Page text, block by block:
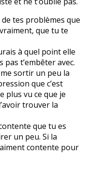
tes problèmes que
que tu te
à quel point elle
t’embêter avec.
sortir un peu la
que c’est
plus vu ce que je
trouver la
que tu es
un peu. Si la
contente pour